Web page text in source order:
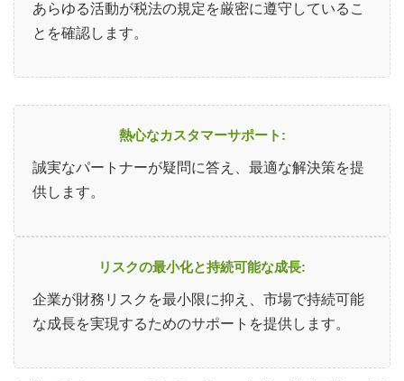
あらゆる活動が税法の規定を厳密に遵守しているこ
とを確認します。
熱心なカスタマーサポート:
誠実なパートナーが疑問に答え、最適な解決策を提
供します。
リスクの最小化と持続可能な成長:
企業が財務リスクを最小限に抑え、市場で持続可能
な成長を実現するためのサポートを提供します。